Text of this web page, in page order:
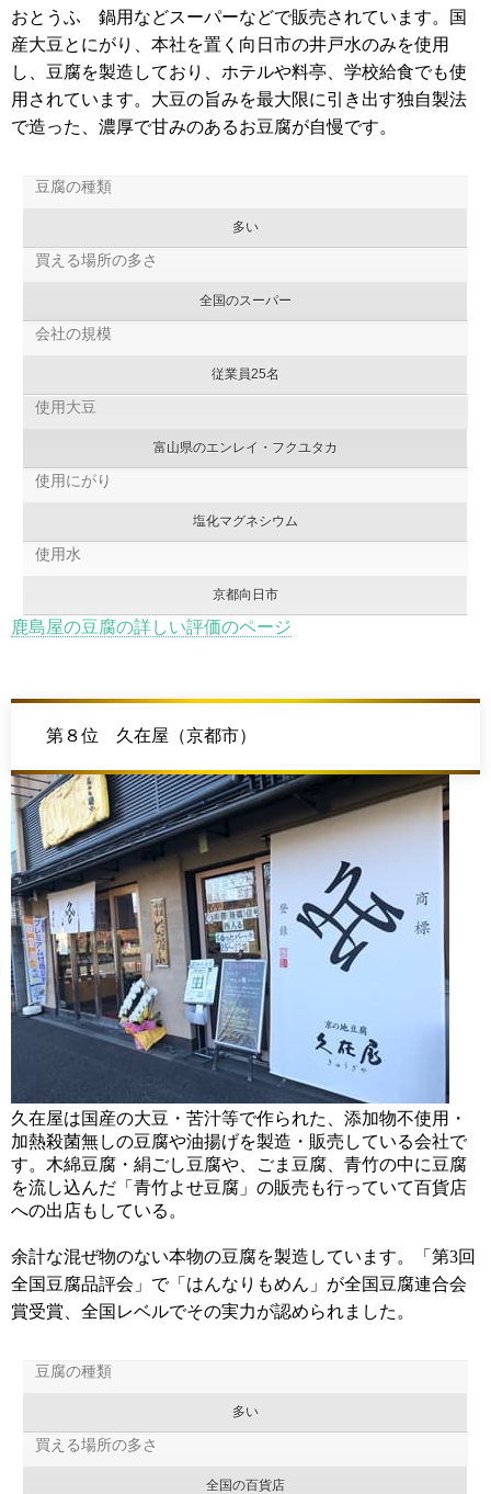
おとうふ 鍋用などスーパーなどで販売されています。国
産大豆とにがり、本社を置く向日市の井戸水のみを使用
し、豆腐を製造しており、ホテルや料亭、学校給食でも使
用されています。大豆の旨みを最大限に引き出す独自製法
で造った、濃厚で甘みのあるお豆腐が自慢です。
豆腐の種類
多い
買える場所の多さ
全国のスーパー
会社の規模
従業員25名
使用大豆
富山県のエンレイ・フクユタカ
使用にがり
塩化マグネシウム
使用水
京都向日市
鹿島屋の豆腐の詳しい評価のページ
第８位 久在屋（京都市）
久在屋は国産の大豆・苦汁等で作られた、添加物不使用・
加熱殺菌無しの豆腐や油揚げを製造・販売している会社で
す。木綿豆腐・絹ごし豆腐や、ごま豆腐、青竹の中に豆腐
を流し込んだ「青竹よせ豆腐」の販売も行っていて百貨店
への出店もしている。
余計な混ぜ物のない本物の豆腐を製造しています。「第3回
全国豆腐品評会」で「はんなりもめん」が全国豆腐連合会
賞受賞、全国レベルでその実力が認められました。
豆腐の種類
多い
買える場所の多さ
全国の百貨店